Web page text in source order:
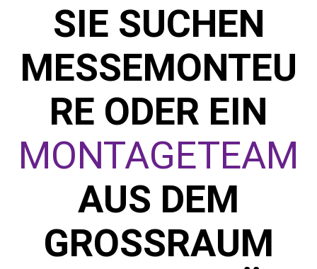
SIE SUCHEN
MESSEMONTEU
RE ODER EIN
MONTAGETEAM
AUS DEM
GROSSRAUM L